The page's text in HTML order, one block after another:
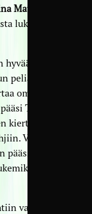
Matilainen
lukemiksi
peliä oli
oman
TamUn
kiertämään
Vain
jo 4–
vajaa